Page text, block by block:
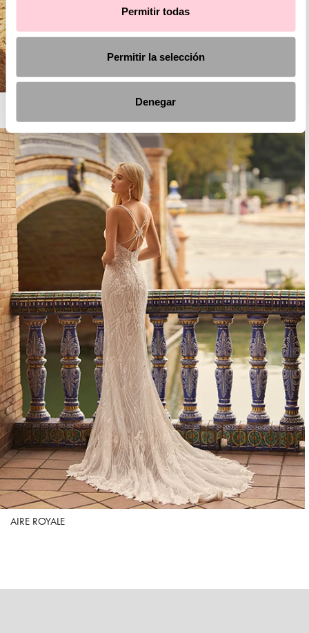
Permitir todas
Permitir la selección
Denegar
AIRE ROYALE